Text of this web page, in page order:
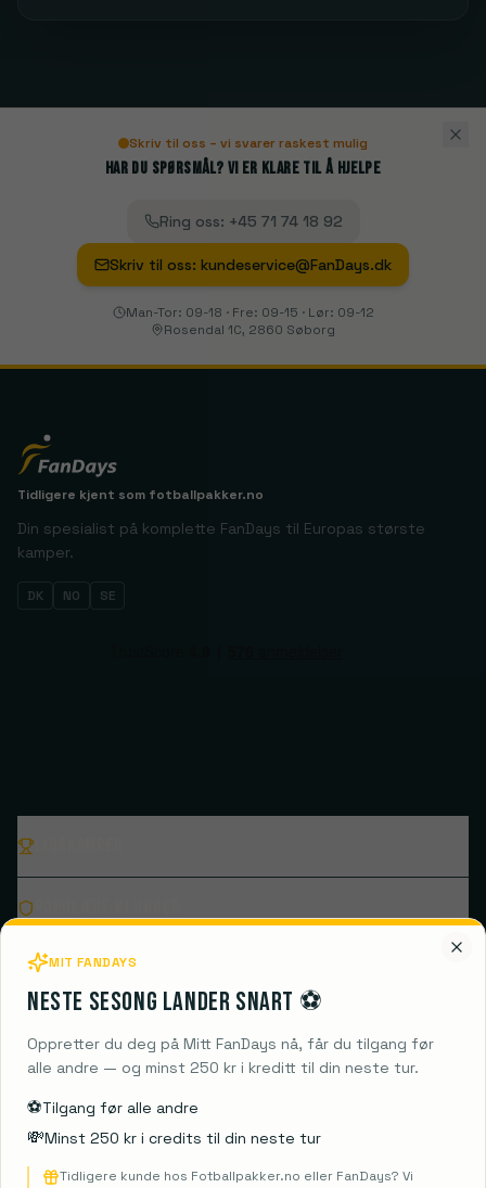
Skriv til oss – vi svarer raskest mulig
Har du spørsmål? Vi er klare til å hjelpe
Ring oss: +45 71 74 18 92
Skriv til oss: kundeservice@FanDays.dk
Man-Tor: 09-18 · Fre: 09-15 · Lør: 09-12
Rosendal 1C, 2860 Søborg
Tidligere kjent som fotballpakker.no
Din spesialist på komplette FanDays til Europas største
kamper.
DK NO SE
Destinasjoner
MIT FANDAYS
Neste sesong lander snart ⚽️
Oppretter du deg på Mitt FanDays nå, får du tilgang før
alle andre — og minst 250 kr i kreditt til din neste tur.
⚽️Tilgang før alle andre
💸Minst 250 kr i credits til din neste tur
Tidligere kunde hos Fotballpakker.no eller FanDays? Vi